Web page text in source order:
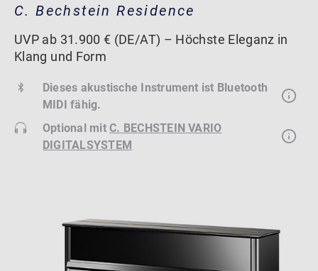
C. Bechstein Residence
UVP ab 31.900 € (DE/AT) – Höchste Eleganz in
Klang und Form
Dieses akustische Instrument ist Bluetooth
MIDI fähig.
Optional mitC. BECHSTEIN VARIO
DIGITALSYSTEM